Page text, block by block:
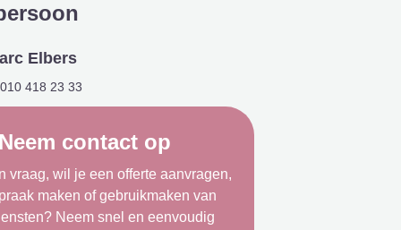
Elbers
010 418 23 33
contact op
vraag, wil je een offerte aanvragen,
maken of gebruikmaken van
Neem snel en eenvoudig